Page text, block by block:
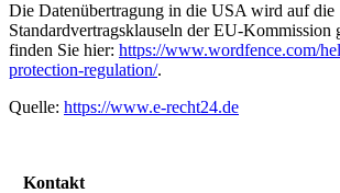
Die Datenübertragung in die USA wird auf die
Standardvertragsklauseln der EU-Kommission
finden Sie hier: https://www.wordfence.com/
protection-regulation/.
Quelle: https://www.e-recht24.de
Kontakt